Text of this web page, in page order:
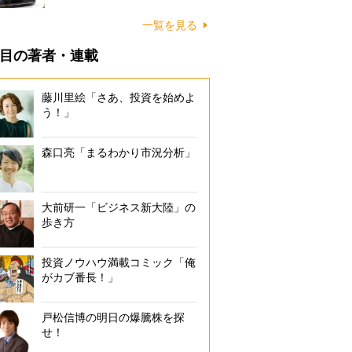
一覧を見る
の著者・連載
藤川里絵「さあ、投資を始めよ
う！」
森口亮「まるわかり市況分析」
大前研一「ビジネス新大陸」の
歩き方
投資ノウハウ満載コミック「俺
がカブ番長！」
戸松信博の明日の爆騰株を探
せ！